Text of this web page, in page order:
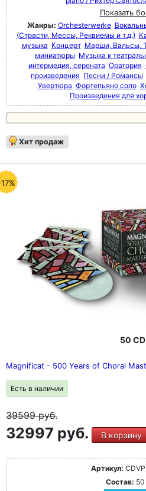
Показать
Жанры: Orchesterwerke
(Страсти, Мессы, Реквиемы и т.д.)
музыка Концерт Марши, Вальсы,
миниатюры Музыка к
интермедия, серената Оратория
произведения Песни / Романсы
Увертюра Фортепьяно соло
Произведения для
Хит продаж
50 CD
Magnificat - 500 Years of Choral
Есть в наличии
39599руб.
32997 руб. В корзину
Артикул:
Состав: 50